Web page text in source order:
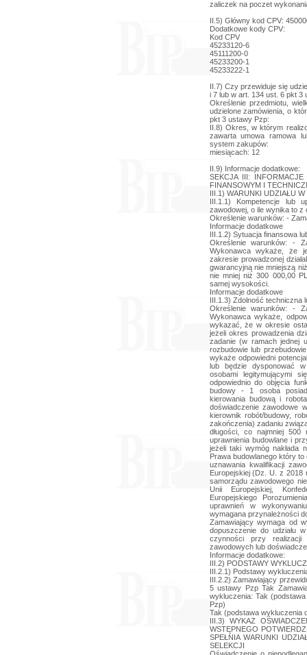
II.5) Główny kod CPV:
Dodatkowe kody CPV:
Kod CPV
45233120-6
45111200-0
45233200-1
45233222-1
II.7) Czy przewiduje się
i 7 lub w art. 134 ust. 6 pkt 3
Określenie przedmiotu,
udzielone zamówienia, o
pkt 3 ustawy Pzp:
II.8) Okres, w którym
zawarta umowa ramowa
system zakupów:
miesiącach: 12
II.9) Informacje dodatkowe:
SEKCJA III:
FINANSOWYM I
III.1) WARUNKI UDZIAŁU
III.1.1) Kompetencje lub
zawodowej, o ile wynika to z
Określenie warunków: -
Informacje dodatkowe
III.1.2) Sytuacja finansowa
Określenie warunków: -
Wykonawca wykaże, że
zakresie prowadzonej
gwarancyjną nie mniejszą
nie mniej niż 300 000,00
samej wysokości.
Informacje dodatkowe
III.1.3) Zdolność techniczna
Określenie warunków: -
Wykonawca wykaże,
wykazać, że w okresie
jeżeli okres prowadzenia
zadanie (w ramach jednej
rozbudowie lub
wykaże odpowiedni
lub będzie dysponować
osobami legitymującymi
odpowiednio do objęcia
budowy - 1 osoba
kierowania budową i
doświadczenie zawodowe
kierownik robót/budowy,
zakończenia) zadaniu
długości, co najmniej 500
uprawnienia budowlane i
jeżeli taki wymóg nakłada
Prawa budowlanego który
uznawania kwalifikacji
Europejskiej (Dz. U. z 2018
samorządu zawodowego
Unii Europejskiej,
Europejskiego
uprawnień w
wymagana przynależności
Zamawiający wymaga od
dopuszczenie do udziału
czynności przy
zawodowych lub
Informacje dodatkowe:
III.2) PODSTAWY
III.2.1) Podstawy
III.2.2) Zamawiający
5 ustawy Pzp Tak
wykluczenia: Tak
Pzp)
Tak (podstawa wykluczenia
III.3) WYKAZ
WSTĘPNEGO
SPEŁNIA WARUNKI
SELEKCJI